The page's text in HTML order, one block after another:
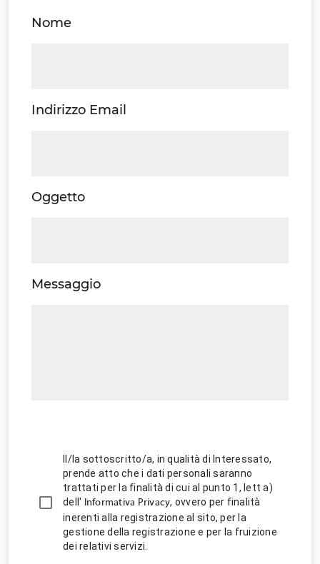
Nome
Indirizzo Email
Oggetto
Messaggio
Il/la sottoscritto/a, in qualità di Interessato,
prende atto che i dati personali saranno
trattati per la finalità di cui al punto 1, lett a)
dell' Informativa Privacy, ovvero per finalità
inerenti alla registrazione al sito, per la
gestione della registrazione e per la fruizione
dei relativi servizi.